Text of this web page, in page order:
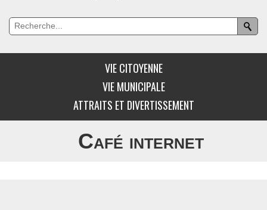
VIE CITOYENNE
VIE MUNICIPALE
ATTRAITS ET DIVERTISSEMENT
Café internet